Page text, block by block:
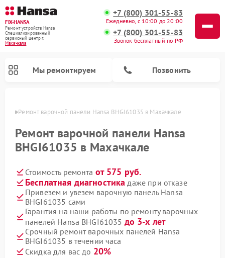
FIX-HANSA
Ремонт устройств Hansa
Специализированный
cервисный центр г.
Махачкала
+7 (800) 301-55-83
Ежедневно, с 10:00 до 20:00
+7 (800) 301-55-83
Звонок бесплатный по РФ
Мы ремонтируем Позвонить
Ремонт варочной панели Hansa BHGI61035 в Махачкале
Ремонт варочной панели Hansa
BHGI61035 в Махачкале
Стоимость ремонта от 575 руб.
Бесплатная диагностика даже при отказе
Привезем и увезем варочную панель Hansa
BHGI61035 сами
Гарантия на наши работы по ремонту варочных
панелей Hansa BHGI61035 до 3-х лет
Срочный ремонт варочных панелей Hansa
BHGI61035 в течении часа
Скидка для вас до 20%